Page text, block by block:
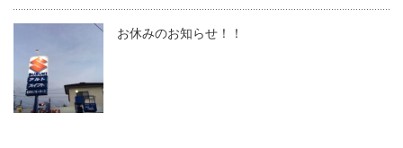
お休みのお知らせ！！